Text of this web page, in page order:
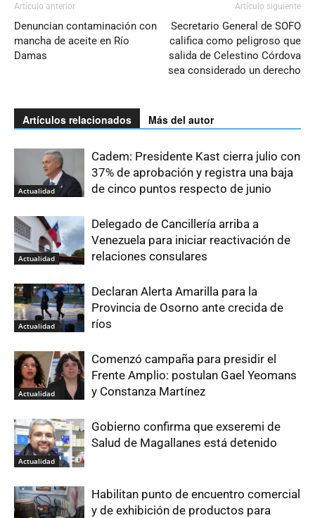
Artículo anterior
Denuncian contaminación con
mancha de aceite en Río
Damas
Artículo siguiente
Secretario General de SOFO
califica como peligroso que
salida de Celestino Córdova
sea considerado un derecho
Artículos relacionados Más del autor
Actualidad
Cadem: Presidente Kast cierra julio con
37% de aprobación y registra una baja
de cinco puntos respecto de junio
Actualidad
Delegado de Cancillería arriba a
Venezuela para iniciar reactivación de
relaciones consulares
Actualidad
Declaran Alerta Amarilla para la
Provincia de Osorno ante crecida de
ríos
Actualidad
Comenzó campaña para presidir el
Frente Amplio: postulan Gael Yeomans
y Constanza Martínez
Actualidad
Gobierno confirma que exseremi de
Salud de Magallanes está detenido
Habilitan punto de encuentro comercial
y de exhibición de productos para